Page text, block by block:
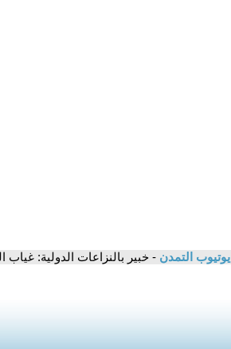
يوتيوب التمدن - خبير بالنزاعات الدولية: غياب